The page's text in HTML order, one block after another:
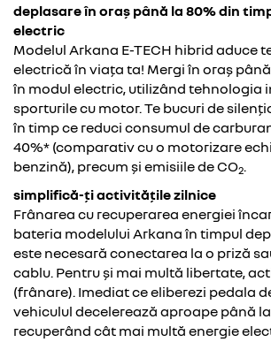
deplasare în oraș până la 80% din
electric
Modelul Arkana E-TECH hibrid aduce
electrică în viața ta! Mergi în oraș
în modul electric, utilizând tehnologia
sporturile cu motor. Te bucuri de
în timp ce reduci consumul de
40%* (comparativ cu o motorizare
benzină), precum și emisiile de CO2.
simplifică-ți activitățile zilnice
Frânarea cu recuperarea energiei
bateria modelului Arkana în timpul
este necesară conectarea la o priză
cablu. Pentru și mai multă libertate,
(frânare). Imediat ce eliberezi pedala
vehiculul decelerează aproape până
recuperând cât mai multă energie